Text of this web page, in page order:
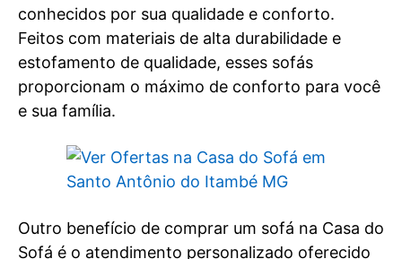
conhecidos por sua qualidade e conforto.
Feitos com materiais de alta durabilidade e
estofamento de qualidade, esses sofás
proporcionam o máximo de conforto para você
e sua família.
Outro benefício de comprar um sofá na Casa do
Sofá é o atendimento personalizado oferecido